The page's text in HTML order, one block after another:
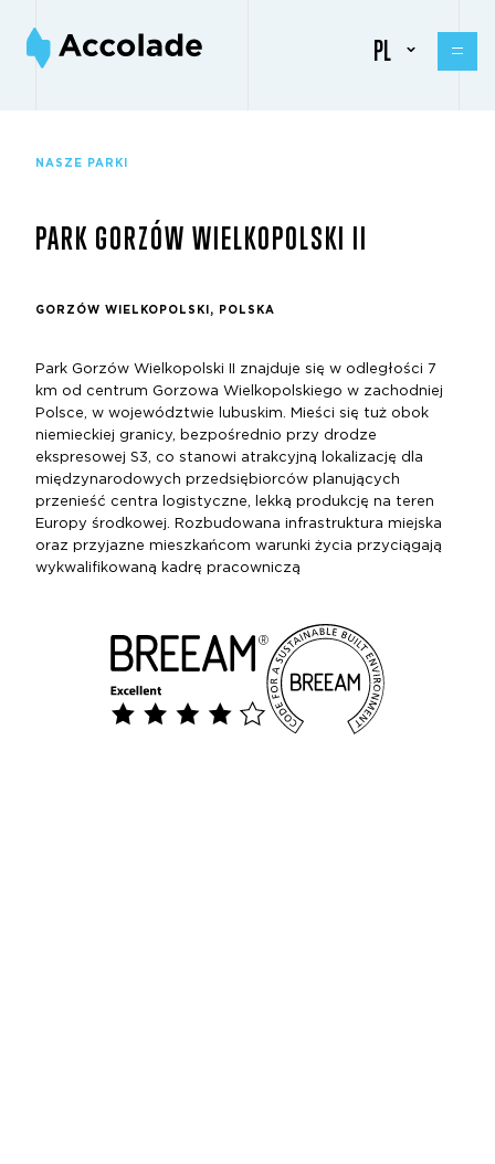
PL
NASZE PARKI
PARK GORZÓW WIELKOPOLSKI II
GORZÓW WIELKOPOLSKI, POLSKA
Park Gorzów Wielkopolski II znajduje się w odległości 7
km od centrum Gorzowa Wielkopolskiego w zachodniej
Polsce, w województwie lubuskim. Mieści się tuż obok
niemieckiej granicy, bezpośrednio przy drodze
ekspresowej S3, co stanowi atrakcyjną lokalizację dla
międzynarodowych przedsiębiorców planujących
przenieść centra logistyczne, lekką produkcję na teren
Europy środkowej. Rozbudowana infrastruktura miejska
oraz przyjazne mieszkańcom warunki życia przyciągają
wykwalifikowaną kadrę pracowniczą